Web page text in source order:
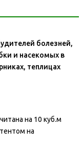
болезней,
и насекомых в
теплицах
на 10 куб.м
на